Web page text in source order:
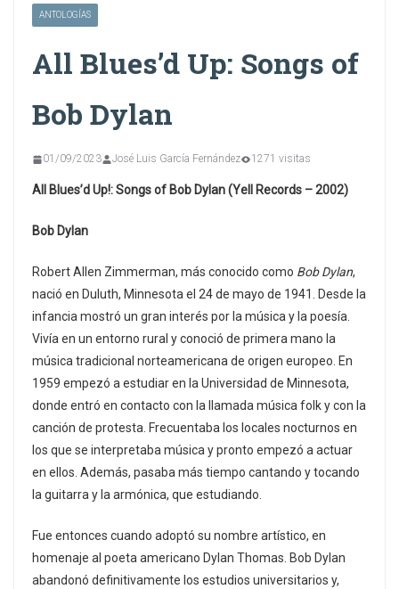
ANTOLOGÍAS
All Blues’d Up: Songs of
Bob Dylan
01/09/2023 José Luis García Fernández 1271 visitas
All Blues’d Up!: Songs of Bob Dylan (Yell Records – 2002)
Bob Dylan
Robert Allen Zimmerman, más conocido como Bob Dylan,
nació en Duluth, Minnesota el 24 de mayo de 1941. Desde la
infancia mostró un gran interés por la música y la poesía.
Vivía en un entorno rural y conoció de primera mano la
música tradicional norteamericana de origen europeo. En
1959 empezó a estudiar en la Universidad de Minnesota,
donde entró en contacto con la llamada música folk y con la
canción de protesta. Frecuentaba los locales nocturnos en
los que se interpretaba música y pronto empezó a actuar
en ellos. Además, pasaba más tiempo cantando y tocando
la guitarra y la armónica, que estudiando.
Fue entonces cuando adoptó su nombre artístico, en
homenaje al poeta americano Dylan Thomas. Bob Dylan
abandonó definitivamente los estudios universitarios y,